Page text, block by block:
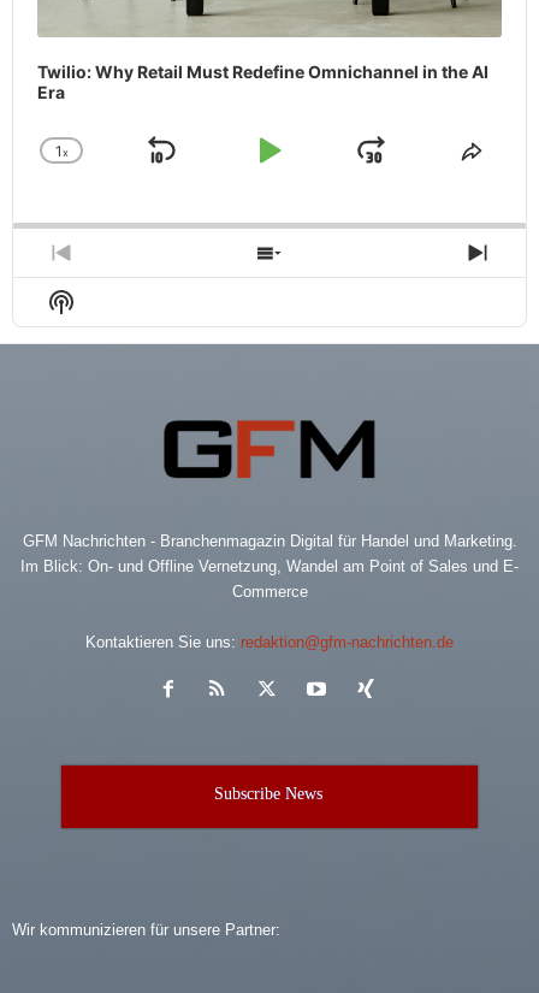
Twilio: Why Retail Must Redefine Omnichannel in the AI
Era
Change
1x
Skip
Play
Jump
Share
Previous
Episode
Show
Episodes
Next
Show
Podcast
Information
GFM Nachrichten - Branchenmagazin Digital für Handel und Marketing.
Im Blick: On- und Offline Vernetzung, Wandel am Point of Sales und E-
Commerce
Kontaktieren Sie uns: redaktion@gfm-nachrichten.de
Subscribe News
Wir kommunizieren für unsere Partner: